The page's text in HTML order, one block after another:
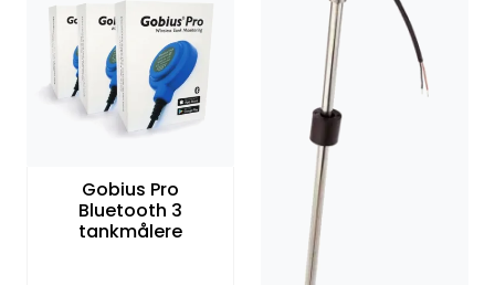
Gobius Pro
Bluetooth 3
tankmålere